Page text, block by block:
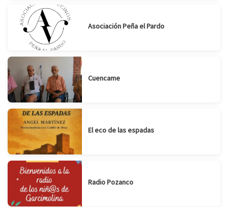
Asociación Peña el Pardo
Cuencame
El eco de las espadas
Radio Pozanco